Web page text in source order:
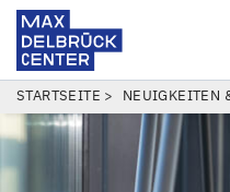
Direkt
zum
Inhalt
Center
PFADNAVIGATION
STARTSEITE NEUIGKEITEN